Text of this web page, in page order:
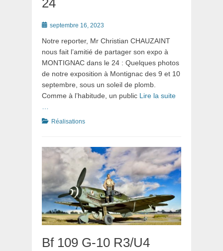
Postéseptembre 16, 2023
Notre reporter, Mr Christian CHAUZAINT
nous fait l’amitié de partager son expo à
MONTIGNAC dans le 24 : Quelques photos
de notre exposition à Montignac des 9 et 10
septembre, sous un soleil de plomb.
Comme à l’habitude, un public Lire la suite
Catégories
Réalisations
Bf 109 G-10 R3/U4